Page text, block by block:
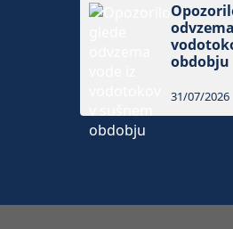
obdobju
31/07/2026